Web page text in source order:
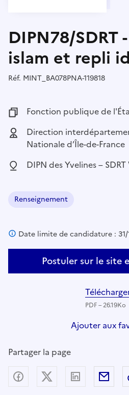
DIPN78/SDRT
islam et repli
Réf. Référence :
MINT_BA078PNA-119818
Fonction publique :
Fonction publique de
Employeur :
Direction
Nationale d’Île-de-France
Localisation :
DIPN des Yvelines – SDRT
Domaine :
Renseignement
Postuler sur le site
Date limite de candidature : 31/
PDF – 26.19Ko
Ajouter aux
Partager la page
Partager sur Facebook
Partager sur X
Partager